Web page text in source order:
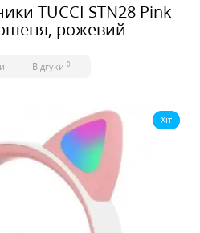
TUCCI STN28 Pink
рожевий
Відгуки 0
Хіт